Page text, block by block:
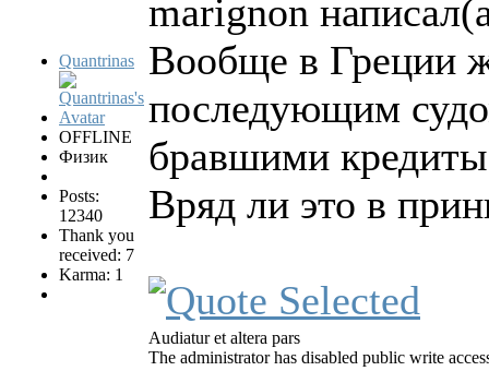
Quantrinas
OFFLINE
Физик
Posts:
12340
Thank you
received: 7
Karma: 1
marignon
Вообще в Греции
последующим
бравшими
Вряд ли это в
Audiatur et altera pars
The administrator has disabled public write